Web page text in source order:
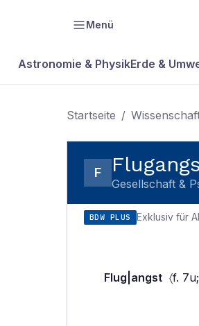
Menü
Astronomie & PhysikErde &
Startseite /
F
Gesellschaft &
BDW PLUS Exklusiv für
Flug|angst 〈f.